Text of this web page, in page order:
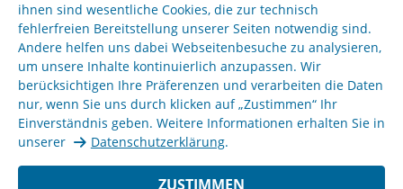
Sitemap
Impressum
AGB
Datenschutz
ihnen sind wesentliche Cookies, die zur technisch
fehlerfreien Bereitstellung unserer Seiten notwendig sind.
Andere helfen uns dabei Webseitenbesuche zu analysieren,
um unsere Inhalte kontinuierlich anzupassen. Wir
berücksichtigen Ihre Präferenzen und verarbeiten die Daten
nur, wenn Sie uns durch klicken auf „Zustimmen“ Ihr
Einverständnis geben. Weitere Informationen erhalten Sie in
unserer
Datenschutzerklärung.
ZUSTIMMEN